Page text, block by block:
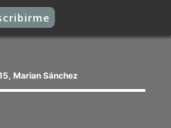
Marian Sánchez